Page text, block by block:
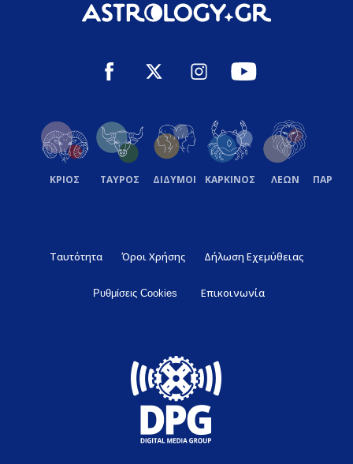
ΚΡΙΟΣ ΤΑΥΡΟΣ ΔΙΔΥΜΟΙ ΚΑΡΚΙΝΟΣ ΛΕΩΝ
Ταυτότητα Όροι Χρήσης Δήλωση Εχεμύθειας
Ρυθμίσεις Cookies Επικοινωνία